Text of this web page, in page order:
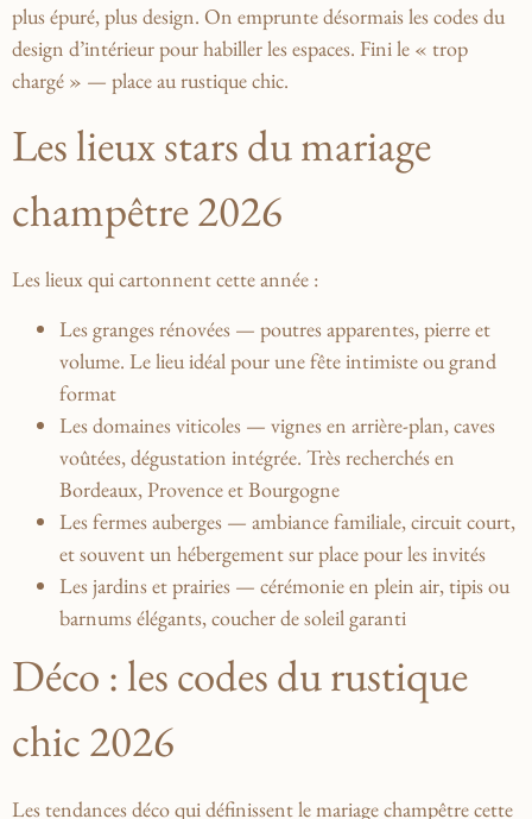
plus épuré, plus design. On emprunte désormais les codes du
design d’intérieur pour habiller les espaces. Fini le « trop
chargé » — place au rustique chic.
Les lieux stars du mariage
champêtre 2026
Les lieux qui cartonnent cette année :
Les granges rénovées — poutres apparentes, pierre et
volume. Le lieu idéal pour une fête intimiste ou grand
format
Les domaines viticoles — vignes en arrière-plan, caves
voûtées, dégustation intégrée. Très recherchés en
Bordeaux, Provence et Bourgogne
Les fermes auberges — ambiance familiale, circuit court,
et souvent un hébergement sur place pour les invités
Les jardins et prairies — cérémonie en plein air, tipis ou
barnums élégants, coucher de soleil garanti
Déco : les codes du rustique
chic 2026
Les tendances déco qui définissent le mariage champêtre cette